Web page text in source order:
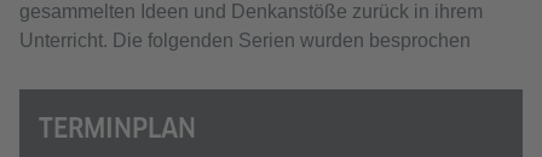
gesammelten Ideen und Denkanstöße zurück in ihrem
Unterricht. Die folgenden Serien wurden besprochen
TERMINPLAN